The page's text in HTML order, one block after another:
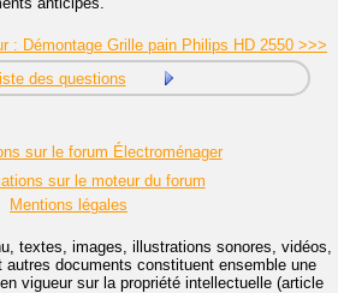
: Démontage Grille pain Philips HD 2550 >>>
des questions
sur le forum Électroménager
sur le moteur du forum
Mentions légales
textes, images, illustrations sonores, vidéos,
documents constituent ensemble une
vigueur sur la propriété intellectuelle (article